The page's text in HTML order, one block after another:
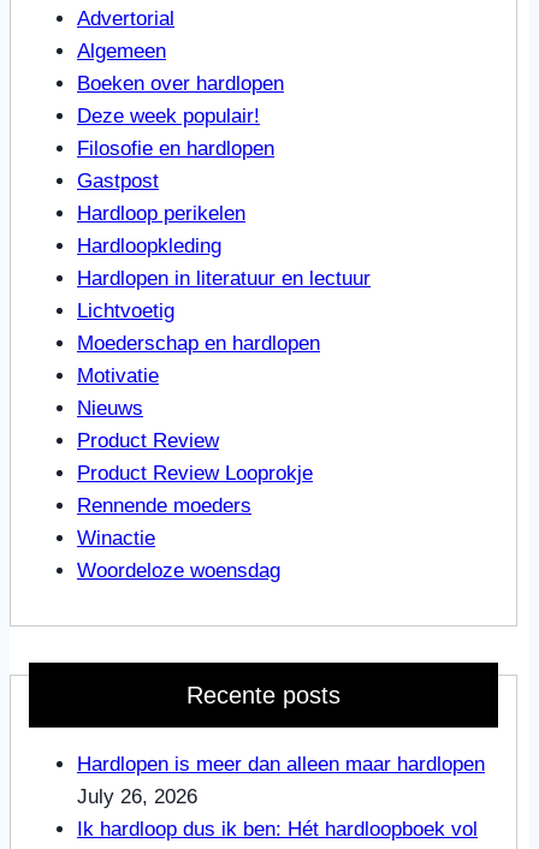
Advertorial
Algemeen
Boeken over hardlopen
Deze week populair!
Filosofie en hardlopen
Gastpost
Hardloop perikelen
Hardloopkleding
Hardlopen in literatuur en lectuur
Lichtvoetig
Moederschap en hardlopen
Motivatie
Nieuws
Product Review
Product Review Looprokje
Rennende moeders
Winactie
Woordeloze woensdag
Recente posts
Hardlopen is meer dan alleen maar hardlopen
July 26, 2026
Ik hardloop dus ik ben: Hét hardloopboek vol